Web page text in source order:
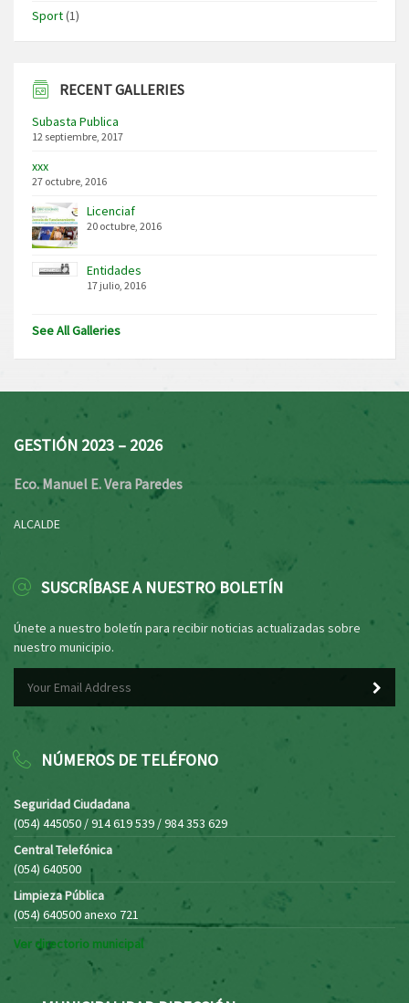
Sport(1)
RECENT GALLERIES
Subasta Publica
12 septiembre, 2017
xxx
27 octubre, 2016
Licenciaf
20 octubre, 2016
Entidades
17 julio, 2016
See All Galleries
GESTIÓN 2023 – 2026
Eco. Manuel E. Vera Paredes
ALCALDE
SUSCRÍBASE A NUESTRO BOLETÍN
Únete a nuestro boletín para recibir noticias actualizadas sobre
nuestro municipio.
NÚMEROS DE TELÉFONO
Seguridad Ciudadana
(054) 445050 / 914 619 539 / 984 353 629
Central Telefónica
(054) 640500
Limpieza Pública
(054) 640500 anexo 721
Ver directorio municipal